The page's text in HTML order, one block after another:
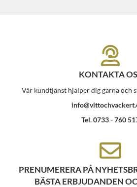
KONTAKTA
Vår kundtjänst hjälper dig gärna och
Tel. 0733 - 760
PRENUMERERA PÅ
BÄSTA ERBJUDANDEN